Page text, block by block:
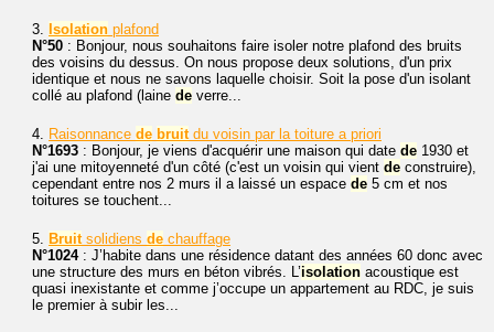
3. Isolation plafond
N°50 : Bonjour, nous souhaitons faire isoler notre plafond des bruits
des voisins du dessus. On nous propose deux solutions, d'un prix
identique et nous ne savons laquelle choisir. Soit la pose d'un isolant
collé au plafond (laine de verre...
4. Raisonnance de bruit du voisin par la toiture a priori
N°1693 : Bonjour, je viens d'acquérir une maison qui date de 1930 et
j'ai une mitoyenneté d'un côté (c'est un voisin qui vient de construire),
cependant entre nos 2 murs il a laissé un espace de 5 cm et nos
toitures se touchent...
5. Bruit solidiens de chauffage
N°1024: J’habite dans une résidence datant des années 60 donc avec
une structure des murs en béton vibrés. L’isolation acoustique est
quasi inexistante et comme j’occupe un appartement au RDC, je suis
le premier à subir les...